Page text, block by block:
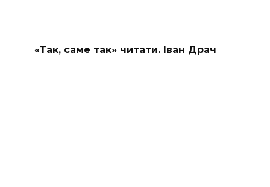
«Так, саме так» читати. Іван Драч